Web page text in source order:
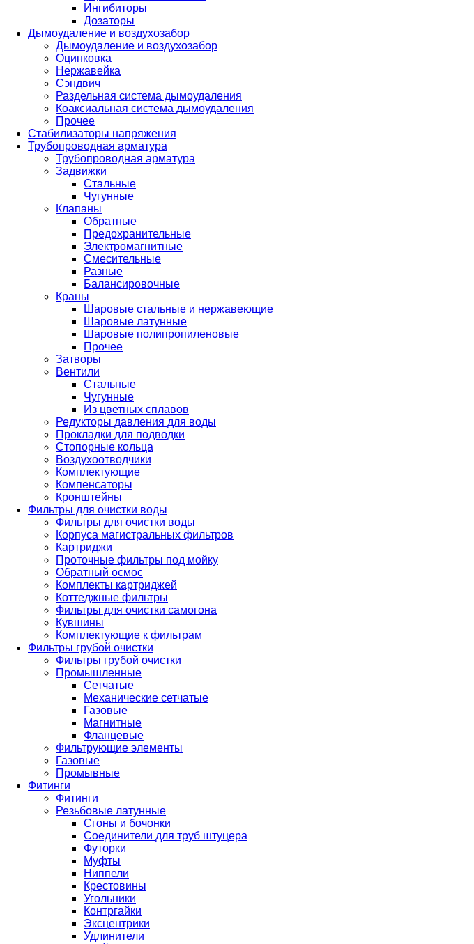
Ингибиторы
Дозаторы
Дымоудаление и воздухозабор
Дымоудаление и воздухозабор
Оцинковка
Нержавейка
Сэндвич
Раздельная система дымоудаления
Коаксиальная система дымоудаления
Прочее
Стабилизаторы напряжения
Трубопроводная арматура
Трубопроводная арматура
Задвижки
Стальные
Чугунные
Клапаны
Обратные
Предохранительные
Электромагнитные
Смесительные
Разные
Балансировочные
Краны
Шаровые стальные и нержавеющие
Шаровые латунные
Шаровые полипропиленовые
Прочее
Затворы
Вентили
Стальные
Чугунные
Из цветных сплавов
Редукторы давления для воды
Прокладки для подводки
Стопорные кольца
Воздухоотводчики
Комплектующие
Компенсаторы
Кронштейны
Фильтры для очистки воды
Фильтры для очистки воды
Корпуса магистральных фильтров
Картриджи
Проточные фильтры под мойку
Обратный осмос
Комплекты картриджей
Коттеджные фильтры
Фильтры для очистки самогона
Кувшины
Комплектующие к фильтрам
Фильтры грубой очистки
Фильтры грубой очистки
Промышленные
Сетчатые
Механические сетчатые
Газовые
Магнитные
Фланцевые
Фильтрующие элементы
Газовые
Промывные
Фитинги
Фитинги
Резьбовые латунные
Сгоны и бочонки
Соединители для труб штуцера
Футорки
Муфты
Ниппели
Крестовины
Угольники
Контргайки
Эксцентрики
Удлинители